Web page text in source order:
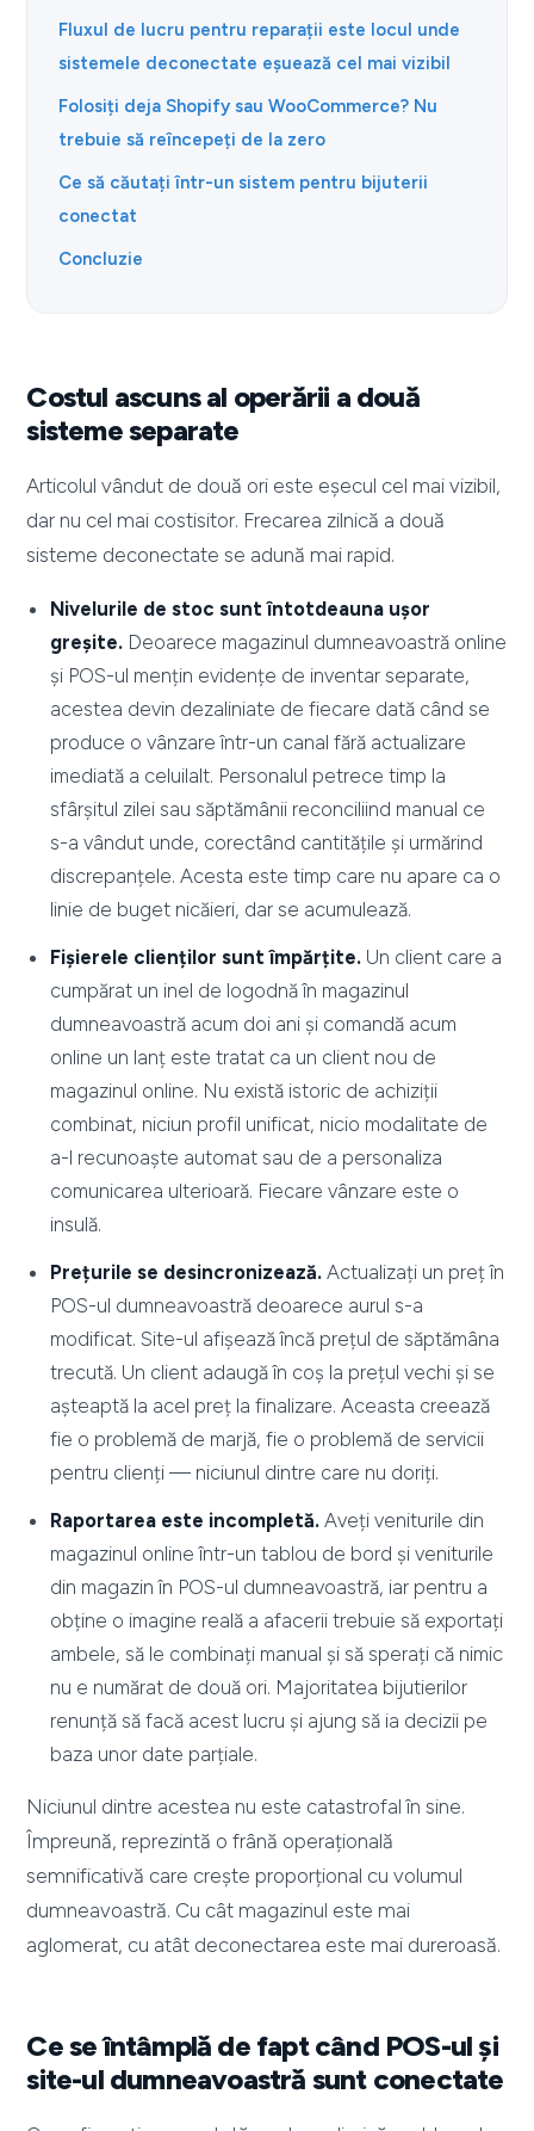
Fluxul de lucru pentru reparații este locul unde
sistemele deconectate eșuează cel mai vizibil
Folosiți deja Shopify sau WooCommerce? Nu
trebuie să reîncepeți de la zero
Ce să căutați într-un sistem pentru bijuterii
conectat
Concluzie
Costul ascuns al operării a două
sisteme separate
Articolul vândut de două ori este eșecul cel mai vizibil,
dar nu cel mai costisitor. Frecarea zilnică a două
sisteme deconectate se adună mai rapid.
Nivelurile de stoc sunt întotdeauna ușor
greșite. Deoarece magazinul dumneavoastră online
și POS-ul mențin evidențe de inventar separate,
acestea devin dezaliniate de fiecare dată când se
produce o vânzare într-un canal fără actualizare
imediată a celuilalt. Personalul petrece timp la
sfârșitul zilei sau săptămânii reconciliind manual ce
s-a vândut unde, corectând cantitățile și urmărind
discrepanțele. Acesta este timp care nu apare ca o
linie de buget nicăieri, dar se acumulează.
Fișierele clienților sunt împărțite. Un client care a
cumpărat un inel de logodnă în magazinul
dumneavoastră acum doi ani și comandă acum
online un lanț este tratat ca un client nou de
magazinul online. Nu există istoric de achiziții
combinat, niciun profil unificat, nicio modalitate de
a-l recunoaște automat sau de a personaliza
comunicarea ulterioară. Fiecare vânzare este o
insulă.
Prețurile se desincronizează. Actualizați un preț în
POS-ul dumneavoastră deoarece aurul s-a
modificat. Site-ul afișează încă prețul de săptămâna
trecută. Un client adaugă în coș la prețul vechi și se
așteaptă la acel preț la finalizare. Aceasta creează
fie o problemă de marjă, fie o problemă de servicii
pentru clienți — niciunul dintre care nu doriți.
Raportarea este incompletă. Aveți veniturile din
magazinul online într-un tablou de bord și veniturile
din magazin în POS-ul dumneavoastră, iar pentru a
obține o imagine reală a afacerii trebuie să exportați
ambele, să le combinați manual și să sperați că nimic
nu e numărat de două ori. Majoritatea bijutierilor
renunță să facă acest lucru și ajung să ia decizii pe
baza unor date parțiale.
Niciunul dintre acestea nu este catastrofal în sine.
Împreună, reprezintă o frână operațională
semnificativă care crește proporțional cu volumul
dumneavoastră. Cu cât magazinul este mai
aglomerat, cu atât deconectarea este mai dureroasă.
Ce se întâmplă de fapt când POS-ul și
site-ul dumneavoastră sunt conectate